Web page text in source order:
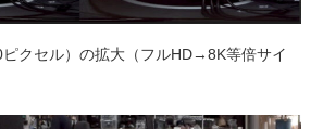
クセル）の拡大（フルHD→8K等倍サイ